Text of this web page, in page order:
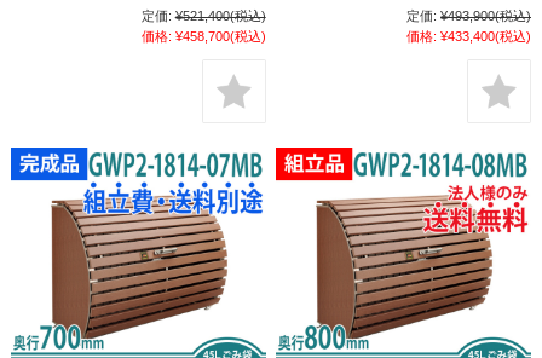
定価: ¥521,400(税込)
価格: ¥458,700(税込)
定価: ¥493,900(税込)
価格: ¥433,400(税込)